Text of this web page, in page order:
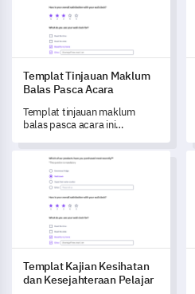
Templat Tinjauan Maklum
Balas Pasca Acara
Templat tinjauan maklum
balas pasca acara ini
kejayaan acara anda dan
mengenal pasti bidang yang
memerlukan
penambahbaikan.
Templat Kajian Kesihatan dan
Templat Kajian Kesihatan
dan Kesejahteraan Pelajar